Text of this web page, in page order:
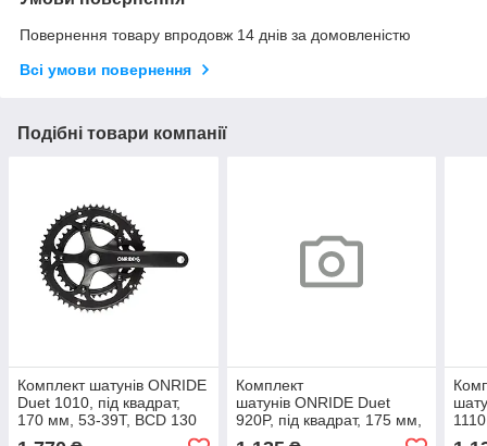
Повернення товару впродовж 14 днів за домовленістю
Всі умови повернення
Подібні товари компанії
Комплект шатунів ONRIDE
Duet 1010, під квадрат,
170 мм, 53-39Т, BCD 130
Комплект
шатунів ONRIDE Duet
920P, під квадрат, 175 мм,
46-30, на 9/8 шв., чорний